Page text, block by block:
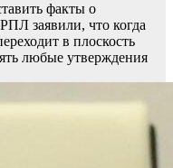
факты о
заявили, что когда
в плоскость
любые утверждения